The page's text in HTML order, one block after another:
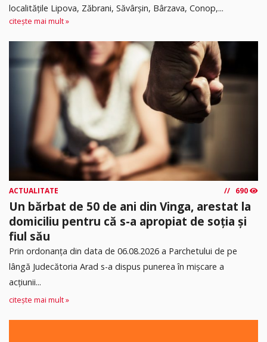
localitățile Lipova, Zăbrani, Săvârșin, Bârzava, Conop,...
citește mai mult »
ACTUALITATE 690
Un bărbat de 50 de ani din Vinga, arestat la
domiciliu pentru că s-a apropiat de soția și
fiul său
Prin ordonanța din data de 06.08.2026 a Parchetului de pe
lângă Judecătoria Arad s-a dispus punerea în mişcare a
acţiunii...
citește mai mult »